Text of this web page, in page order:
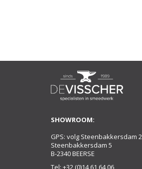
SHOWROOM:
GPS: volg Steenbakkersdam 2
Steenbakkersdam 5
B-2340 BEERSE
Tel: +32 (0)14 61 64 06